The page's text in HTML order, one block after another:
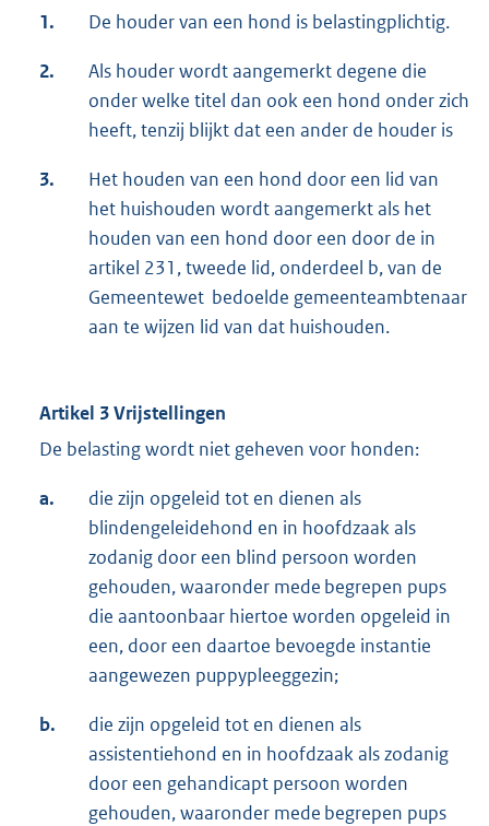
1.
De houder van een hond is belastingplichtig.
2.
Als houder wordt aangemerkt degene die
onder welke titel dan ook een hond onder zich
heeft, tenzij blijkt dat een ander de houder is
3.
Het houden van een hond door een lid van
het huishouden wordt aangemerkt als het
houden van een hond door een door de in
artikel 231, tweede lid, onderdeel b, van de
Gemeentewet bedoelde gemeenteambtenaar
aan te wijzen lid van dat huishouden.
Artikel 3 Vrijstellingen
De belasting wordt niet geheven voor honden:
a.
die zijn opgeleid tot en dienen als
blindengeleidehond en in hoofdzaak als
zodanig door een blind persoon worden
gehouden, waaronder mede begrepen pups
die aantoonbaar hiertoe worden opgeleid in
een, door een daartoe bevoegde instantie
aangewezen puppypleeggezin;
b.
die zijn opgeleid tot en dienen als
assistentiehond en in hoofdzaak als zodanig
door een gehandicapt persoon worden
gehouden, waaronder mede begrepen pups